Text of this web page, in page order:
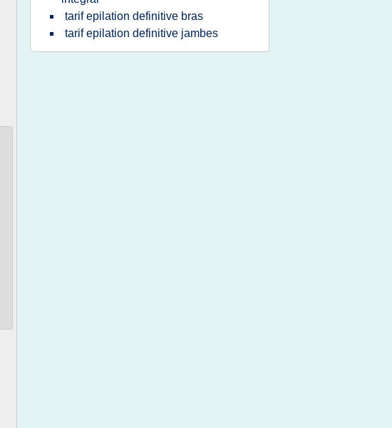
tarif epilation definitive bras
tarif epilation definitive jambes